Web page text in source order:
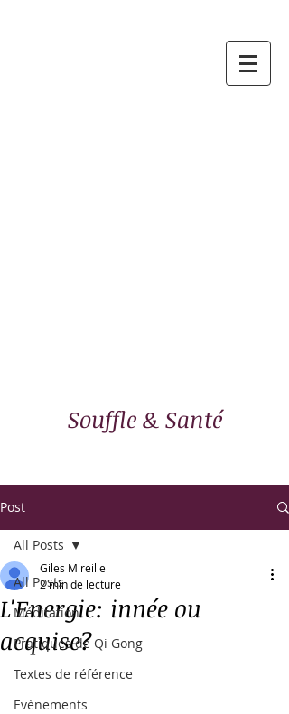
Souffle & Santé
Post
All Posts
Méditation
Pratiques de Qi Gong
Textes de référence
Evènements
All Posts
L'Energie: innée ou
acquise?
Giles Mireille
2 min de lecture